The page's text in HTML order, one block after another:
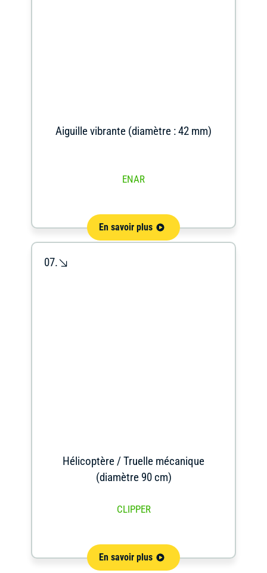
Aiguille vibrante (diamètre : 42 mm)
ENAR
En savoir plus
07.
Hélicoptère / Truelle mécanique
(diamètre 90 cm)
CLIPPER
En savoir plus